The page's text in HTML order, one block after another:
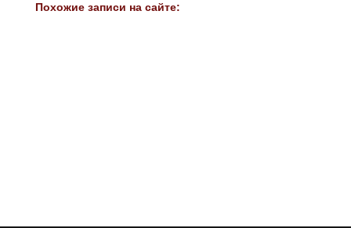
Похожие записи на сайте: